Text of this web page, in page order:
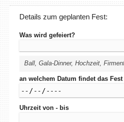
Details zum geplanten Fest:
Was wird gefeiert?
Ball, Gala-Dinner, Hochzeit,
an welchem Datum findet das
Uhrzeit von - bis